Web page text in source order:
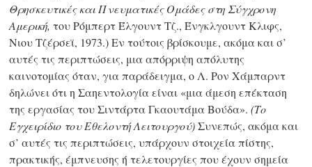
Θρησκευτικές και Πνευματικές Ομάδες στη Σύγχρονη
Αμερική, του Ρόμπερτ Έλγουντ Τζ., Ένγκλγουντ Κλιφς,
Νιου Τζέρσεϊ, 1973.) Εν τούτοις βρίσκουμε, ακόμα και σ’
αυτές τις περιπτώσεις, μια απόρριψη απόλυτης
καινοτομίας όταν, για παράδειγμα, ο Λ. Ρον Χάμπαρντ
δηλώνει ότι η Σαηεντολογία είναι «μια άμεση επέκταση
της εργασίας του Σιντάρτα Γκαουτάμα Βούδα». (Το
Εγχειρίδιο του Εθελοντή Λειτουργού)Συνεπώς, ακόμα και
σ’ αυτές τις περιπτώσεις, υπάρχουν στοιχεία πίστης,
πρακτικής, έμπνευσης ή τελετουργίες που έχουν σημεία